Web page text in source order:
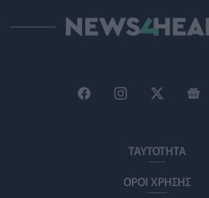
ΠΟΛΙΤΙΚΉ ΥΓΕΊΑΣ 06/08/2026 - 14:41
Πότε πρέπει να απευθυνθούμε στον
ΤΑΥΤΟΤΗΤΑ
ΟΡΟΙ ΧΡΗΣΗΣ